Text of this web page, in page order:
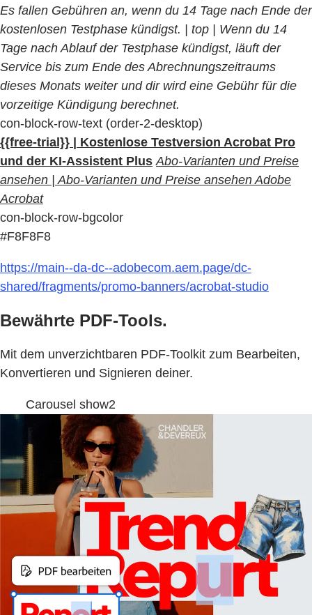
Es fallen Gebühren an, wenn du 14 Tage nach Ende der
kostenlosen Testphase kündigst.
| top | Wenn du 14
Tage nach Ablauf der Testphase kündigst, läuft der
Service bis zum Ende des Abrechnungszeitraums
dieses Monats weiter und dir wird eine Gebühr für die
vorzeitige Kündigung berechnet.
con-block-row-text (order-2-desktop)
{{free-trial}} | Kostenlose Testversion Acrobat Pro
und der KI-Assistent Plus Abo-Varianten und Preise
ansehen | Abo-Varianten und Preise ansehen Adobe
Acrobat
con-block-row-bgcolor
#F8F8F8
https://main--da-dc--adobecom.aem.page/dc-
shared/fragments/promo-banners/acrobat-studio
Bewährte PDF-Tools.
Mit dem unverzichtbaren PDF-Toolkit zum Bearbeiten,
Konvertieren und Signieren deiner.
Carousel show2